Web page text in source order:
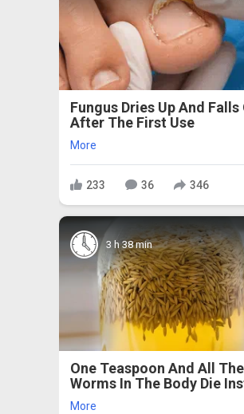
Fungus Dries Up And
After The First Use
More
233 36 346
3 h 38 min
One Teaspoon And All The
Worms In The Body Die
More